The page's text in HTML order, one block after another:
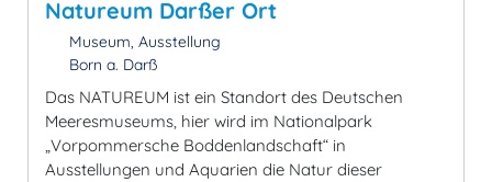
Natureum Darßer Ort
Museum, Ausstellung
Born a. Darß
Das NATUREUM ist ein Standort des Deutschen
Meeresmuseums, hier wird im Nationalpark
„Vorpommersche Boddenlandschaft“ in
Ausstellungen und Aquarien die Natur dieser